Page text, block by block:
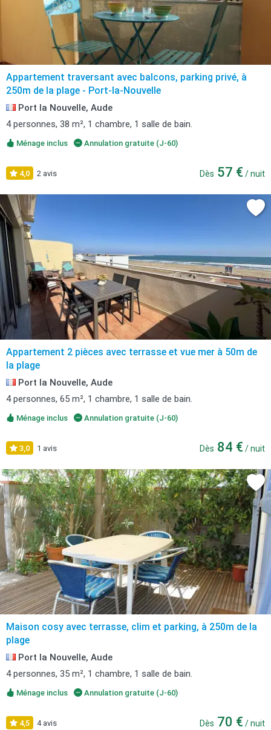
Appartement traversant avec balcons, parking privé, à
250m de la plage - Port-la-Nouvelle
Port la Nouvelle, Aude
4 personnes, 38 m², 1 chambre, 1 salle de bain.
Ménage inclus Annulation gratuite (J-60)
4,0 2 avis Dès 57 € / nuit
Appartement 2 pièces avec terrasse et vue mer à 50m de
la plage
Port la Nouvelle, Aude
4 personnes, 65 m², 1 chambre, 1 salle de bain.
Ménage inclus Annulation gratuite (J-60)
3,0 1 avis Dès 84 € / nuit
Maison cosy avec terrasse, clim et parking, à 250m de la
plage
Port la Nouvelle, Aude
4 personnes, 35 m², 1 chambre, 1 salle de bain.
Ménage inclus Annulation gratuite (J-60)
4,5 4 avis Dès 70 € / nuit